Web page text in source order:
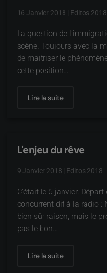
16 Janvier 2018 | Editos 2018
La question de
scène. Toujours avec la
de maitriser le
cette position…
Lire la suite
L'enjeu du rêve
9 Janvier 2018 | Editos 2018
C'était le 6 janvier. Départ
concurrent dit à la radio :
bien sûr raison, mais le
pas le bon…
Lire la suite